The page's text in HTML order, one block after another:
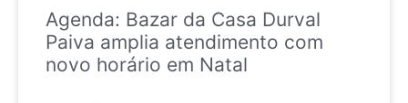
Agenda: Bazar da Casa Durval
Paiva amplia atendimento com
novo horário em Natal